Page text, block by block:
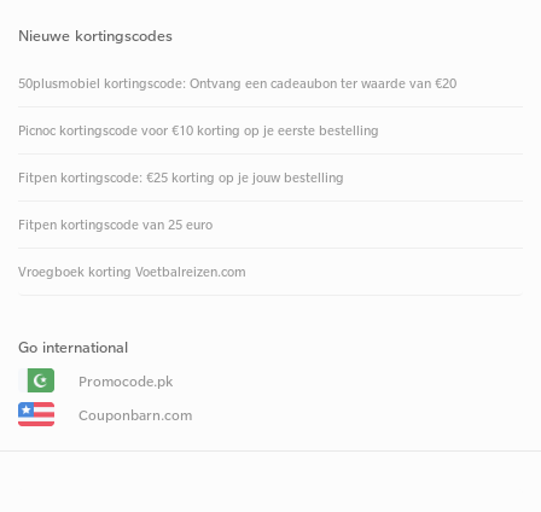
Nieuwe kortingscodes
50plusmobiel kortingscode: Ontvang een cadeaubon ter waarde van €20
Picnoc kortingscode voor €10 korting op je eerste bestelling
Fitpen kortingscode: €25 korting op je jouw bestelling
Fitpen kortingscode van 25 euro
Vroegboek korting Voetbalreizen.com
Go international
Promocode.pk
Couponbarn.com